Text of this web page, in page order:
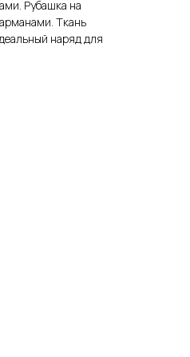
Рубашка на
Ткань
наряд для